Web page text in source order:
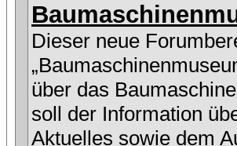
Dieser neue
über das
soll der Information
Aktuelles sowie dem